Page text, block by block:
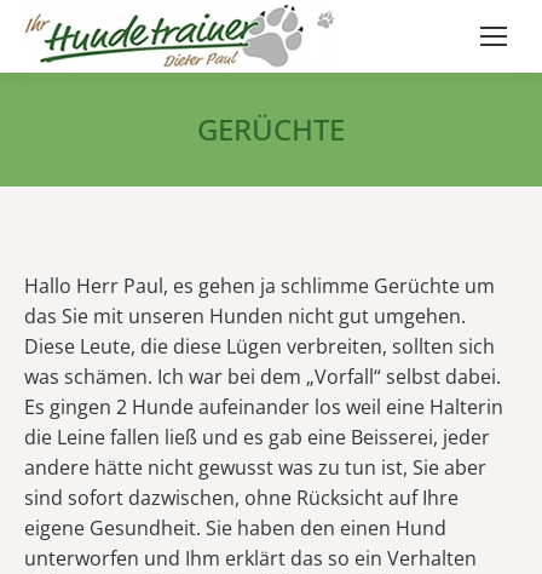
GERÜCHTE
Hallo Herr Paul, es gehen ja schlimme Gerüchte um
das Sie mit unseren Hunden nicht gut umgehen.
Diese Leute, die diese Lügen verbreiten, sollten sich
was schämen. Ich war bei dem „Vorfall“ selbst dabei.
Es gingen 2 Hunde aufeinander los weil eine Halterin
die Leine fallen ließ und es gab eine Beisserei, jeder
andere hätte nicht gewusst was zu tun ist, Sie aber
sind sofort dazwischen, ohne Rücksicht auf Ihre
eigene Gesundheit. Sie haben den einen Hund
unterworfen und Ihm erklärt das so ein Verhalten